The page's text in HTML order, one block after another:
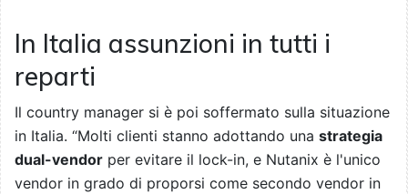
In Italia assunzioni in tutti i
reparti
Il country manager si è poi soffermato sulla situazione
in Italia. “Molti clienti stanno adottando una strategia
dual-vendor per evitare il lock-in, e Nutanix è l'unico
vendor in grado di proporsi come secondo vendor in